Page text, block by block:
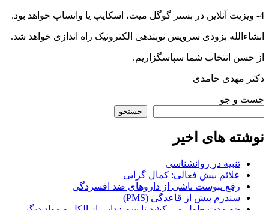
4- ویزیت آنلاین در بستر گوگل میت، اسکایپ یا واتساپ خواهد بود.
انشاءالله بزودی سرویس نوبتدهی الکترونیک راه اندازی خواهد شد.
از حسن انتخاب شما سپاسگزاریم.
دکتر مهدی حامدی
جست و جو
جستجو
نوشته های اخیر
تنبیه در روانشناسی
علائم بیش فعالی: کمال گرایی
رفع یبوست ناشی از داروهای ضد افسردگی
سندرم پیش از قاعدگی (PMS)